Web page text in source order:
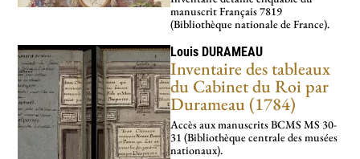
manuscrit Français 7819
(Bibliothèque nationale de France).
Louis DURAMEAU
Inventaire des tableaux
du Cabinet du Roi par
Durameau (1784)
Accès aux manuscrits BCMS MS 30-
31 (Bibliothèque centrale des musées
nationaux).